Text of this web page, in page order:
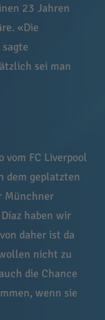
23 Jahren
«Die
sei man
FC Liverpool
dem geplatzten
Münchner
haben wir
daher ist da
nicht zu
die Chance
wenn sie